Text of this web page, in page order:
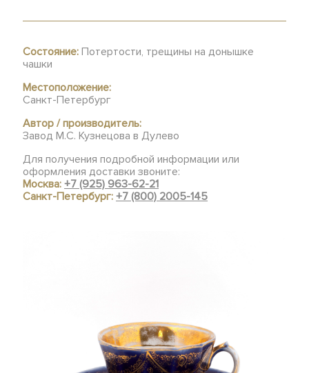
Состояние: Потертости, трещины на донышке
чашки
Местоположение:
Санкт-Петербург
Автор / производитель:
Завод М.С. Кузнецова в Дулево
Для получения подробной информации или
оформления доставки звоните:
Москва:+7 (925) 963-62-21
Санкт-Петербург:+7 (800) 2005-145